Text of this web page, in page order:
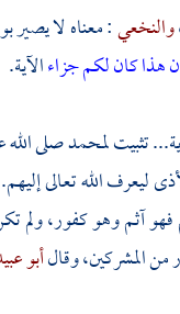
والنخعي: معناه لا
هذا كان لكم جزاءالآية.
تثبيتلمحمدصلى
ليعرف الله تعالى
وهو كفور، ولم تكن
المشركين، وقالأبو